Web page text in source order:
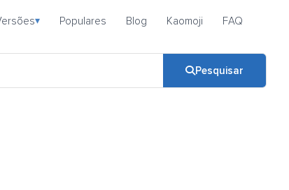
▾ Populares Blog Kaomoji FAQ
Pesquisar